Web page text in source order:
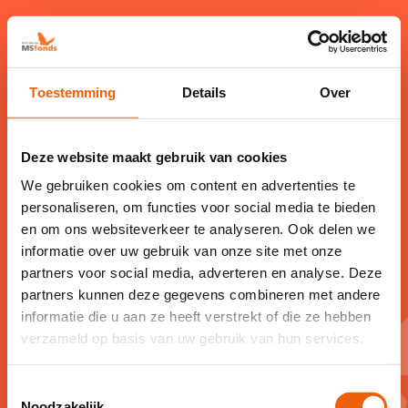
Toestemming Details Over
Deze website maakt gebruik van cookies
We gebruiken cookies om content en advertenties te
personaliseren, om functies voor social media te bieden
en om ons websiteverkeer te analyseren. Ook delen we
informatie over uw gebruik van onze site met onze
partners voor social media, adverteren en analyse. Deze
partners kunnen deze gegevens combineren met andere
informatie die u aan ze heeft verstrekt of die ze hebben
verzameld op basis van uw gebruik van hun services.
Bedankt
Dank je wel voor het aanvragen van de
gids. Wij zullen jouw aanvraag z.s.m.
verwerken.